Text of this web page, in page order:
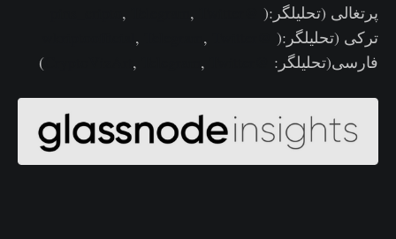
پرتغالی (تحلیلگر:(
, ,
ترکی (تحلیلگر:(
, ,
فارسی(تحلیلگر:
, ,
)